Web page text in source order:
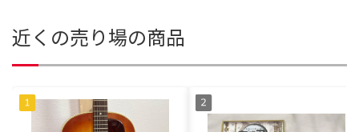
近くの売り場の商品